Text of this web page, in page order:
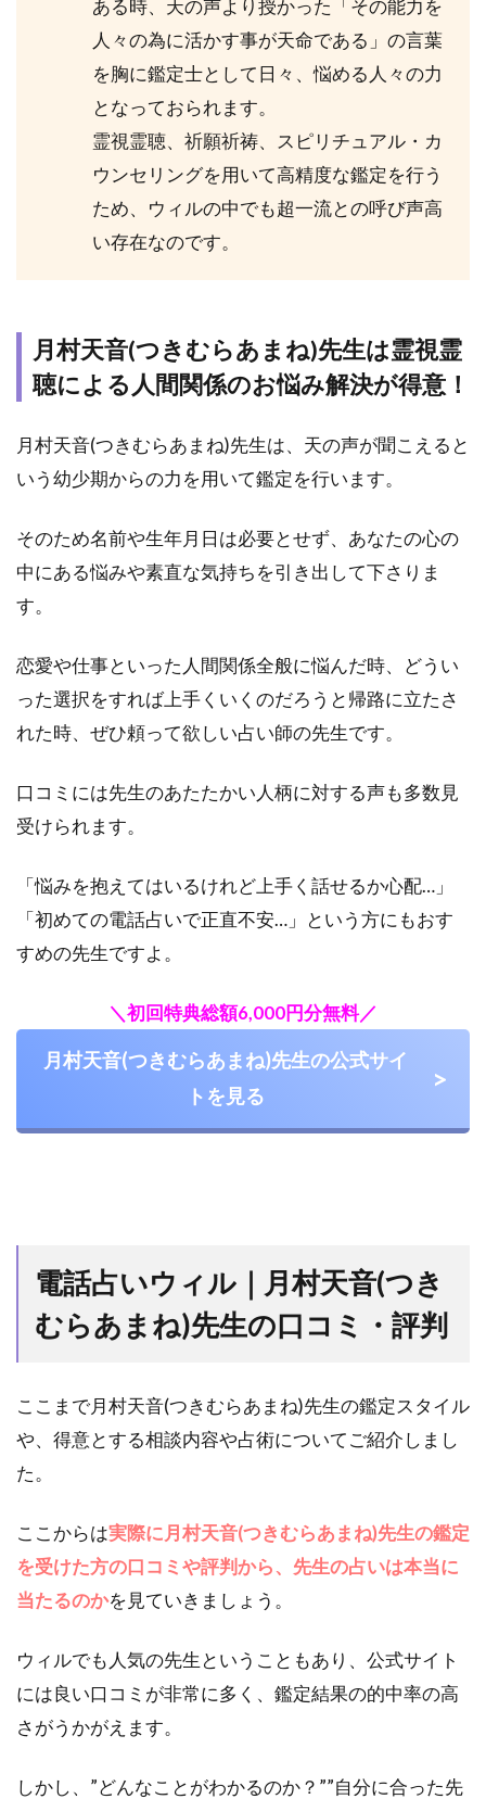
ル
で
月
天
(つ
む
あ
生
に
定
て
ら
方
法
ま
ある時、天の声より授かった「その能力を
人々の為に活かす事が天命である」の言葉
を胸に鑑定士として日々、悩める人々の力
となっておられます。
霊視霊聴、祈願祈祷、スピリチュアル・カ
ウンセリングを用いて高精度な鑑定を行う
ため、ウィルの中でも超一流との呼び声高
い存在なのです。
月村天音(つきむらあまね)先生は霊視霊
聴による人間関係のお悩み解決が得意！
月村天音(つきむらあまね)先生は、天の声が聞こえると
いう幼少期からの力を用いて鑑定を行います。
そのため名前や生年月日は必要とせず、あなたの心の
中にある悩みや素直な気持ちを引き出して下さりま
す。
恋愛や仕事といった人間関係全般に悩んだ時、どうい
った選択をすれば上手くいくのだろうと帰路に立たさ
れた時、ぜひ頼って欲しい占い師の先生です。
口コミには先生のあたたかい人柄に対する声も多数見
受けられます。
「悩みを抱えてはいるけれど上手く話せるか心配…」
「初めての電話占いで正直不安…」という方にもおす
すめの先生ですよ。
＼初回特典総額6,000円分無料／
月村天音(つきむらあまね)先生の公式サイ
トを見る
電話占いウィル｜月村天音(つき
むらあまね)先生の口コミ・評判
ここまで月村天音(つきむらあまね)先生の鑑定スタイル
や、得意とする相談内容や占術についてご紹介しまし
た。
ここからは実際に月村天音(つきむらあまね)先生の鑑定
を受けた方の口コミや評判から、先生の占いは本当に
当たるのかを見ていきましょう。
ウィルでも人気の先生ということもあり、公式サイト
には良い口コミが非常に多く、鑑定結果の的中率の高
さがうかがえます。
しかし、”どんなことがわかるのか？””自分に合った先